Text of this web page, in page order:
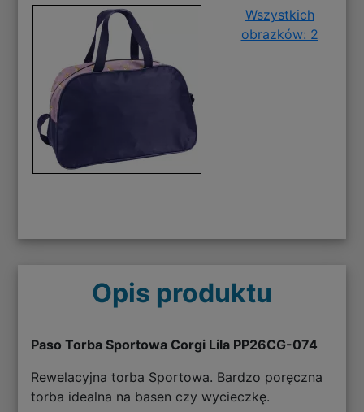
Wszystkich
obrazków: 2
Opis produktu
Paso Torba Sportowa Corgi Lila PP26CG-074
Rewelacyjna torba Sportowa. Bardzo poręczna
torba idealna na basen czy wycieczkę.